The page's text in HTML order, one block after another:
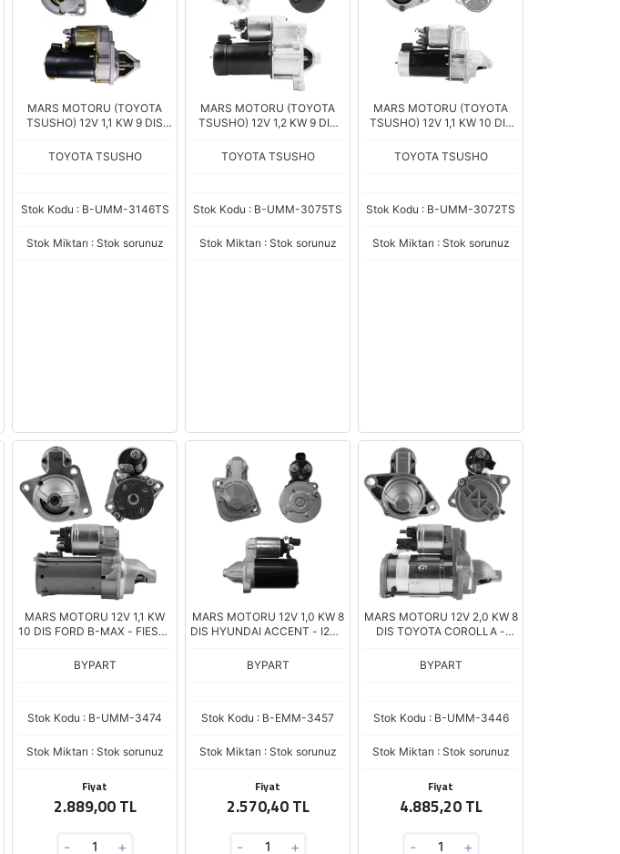
MARS MOTORU (TOYOTA
TSUSHO) 12V 1,1 KW 9 DIS
FAVORIT (CCW) (455977)
TOYOTA TSUSHO
Stok Kodu : B-UMM-3146TS
Stok Miktarı : Stok sorunuz
MARS MOTORU (TOYOTA
TSUSHO) 12V 1,2 KW 9 DIS
CITROEN C4 - SAXO - XSARA
TOYOTA TSUSHO
Stok Kodu : B-UMM-3075TS
Stok Miktarı : Stok sorunuz
MARS MOTORU (TOYOTA
TSUSHO) 12V 1,1 KW 10 DIS
MERIVA 1.4-1.6 (D6RA32)
TOYOTA TSUSHO
Stok Kodu : B-UMM-3072TS
Stok Miktarı : Stok sorunuz
MARS MOTORU 12V 1,1 KW
10 DIS FORD B-MAX - FIESTA
MONDEO / MAZDA 2 / VOLVO
BYPART
Stok Kodu : B-UMM-3474
Stok Miktarı : Stok sorunuz
Fiyat
2.889,00 TL
- +
MARS MOTORU 12V 1,0 KW 8
DIS HYUNDAI ACCENT - I20 -
RIO 1.4 - 1.6 (36100-2B100)
BYPART
Stok Kodu : B-EMM-3457
Stok Miktarı : Stok sorunuz
Fiyat
2.570,40 TL
- +
MARS MOTORU 12V 2,0 KW 8
DIS TOYOTA COROLLA -
RAV4 2.2 D-4D (TS24E30)
BYPART
Stok Kodu : B-UMM-3446
Stok Miktarı : Stok sorunuz
Fiyat
4.885,20 TL
- +